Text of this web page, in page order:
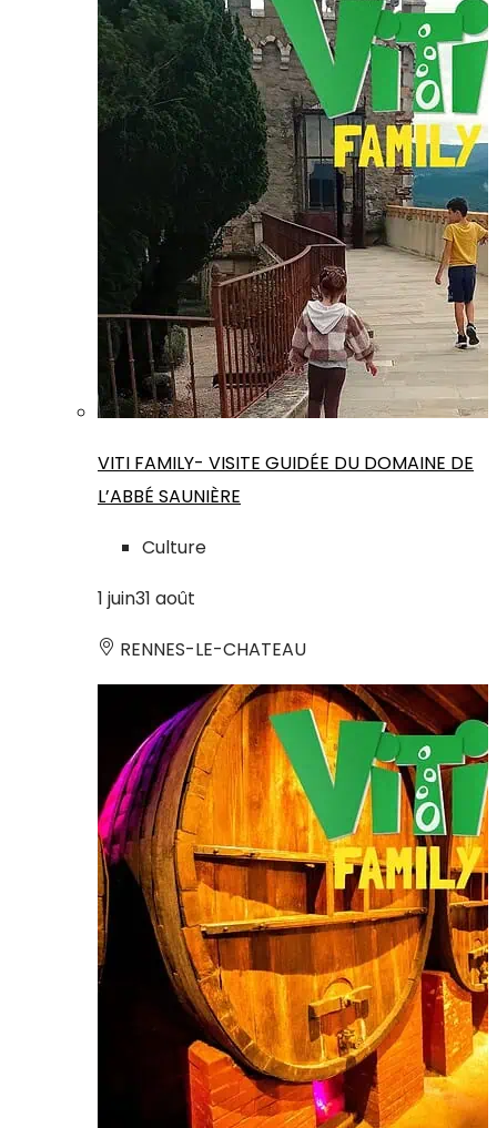
VITI FAMILY- VISITE GUIDÉE DU DOMAINE DE
L’ABBÉ SAUNIÈRE
Culture
1 juin31 août
RENNES-LE-CHATEAU